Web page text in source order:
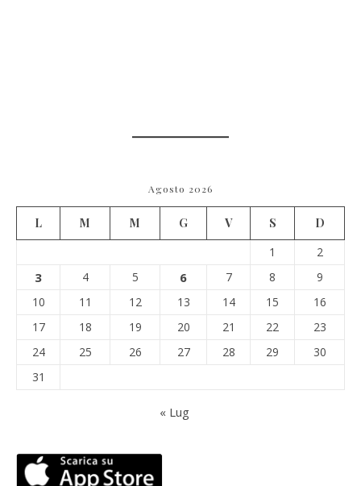
Agosto 2026
L M M G V S
D
1
2
3 4 5 6 7 8
9
10
11 12 13 14 15
16
17
18 19 20 21 22
23
24
25 26 27 28 29
30
31
« Lug